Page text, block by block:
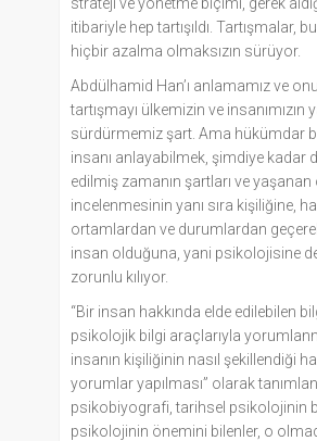
itibariyle hep tartışıldı. Tartışmalar,
hiçbir azalma olmaksızın sürüyor.
Abdülhamid Han’ı anlamamız ve
tartışmayı ülkemizin ve insanımızın
sürdürmemiz şart. Ama hükümdar
insanı anlayabilmek, şimdiye kadar
edilmiş zamanın şartları ve yaşanan
incelenmesinin yanı sıra kişiliğine,
ortamlardan ve durumlardan
insan olduğuna, yani psikolojisine
zorunlu kılıyor.
“Bir insan hakkında elde edilebilen
psikolojik bilgi araçlarıyla
insanın kişiliğinin nasıl şekillendiği
yorumlar yapılması” olarak
psikobiyografi, tarihsel psikolojinin
psikolojinin önemini bilenler, o